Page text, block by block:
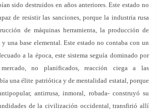
sido destruidos en años anteriores. Este estado no
de resistir las sanciones, porque la industria rusa
de máquinas herramienta, la producción de
una base elemental. Este estado no contaba con un
a la época, este sistema seguía dominado por
no planificados, reacción ciega a las
una élite patriótica y de mentalidad estatal, porque
antirrusa, inmoral, robada- construyó su
de la civilización occidental, transfirió allí